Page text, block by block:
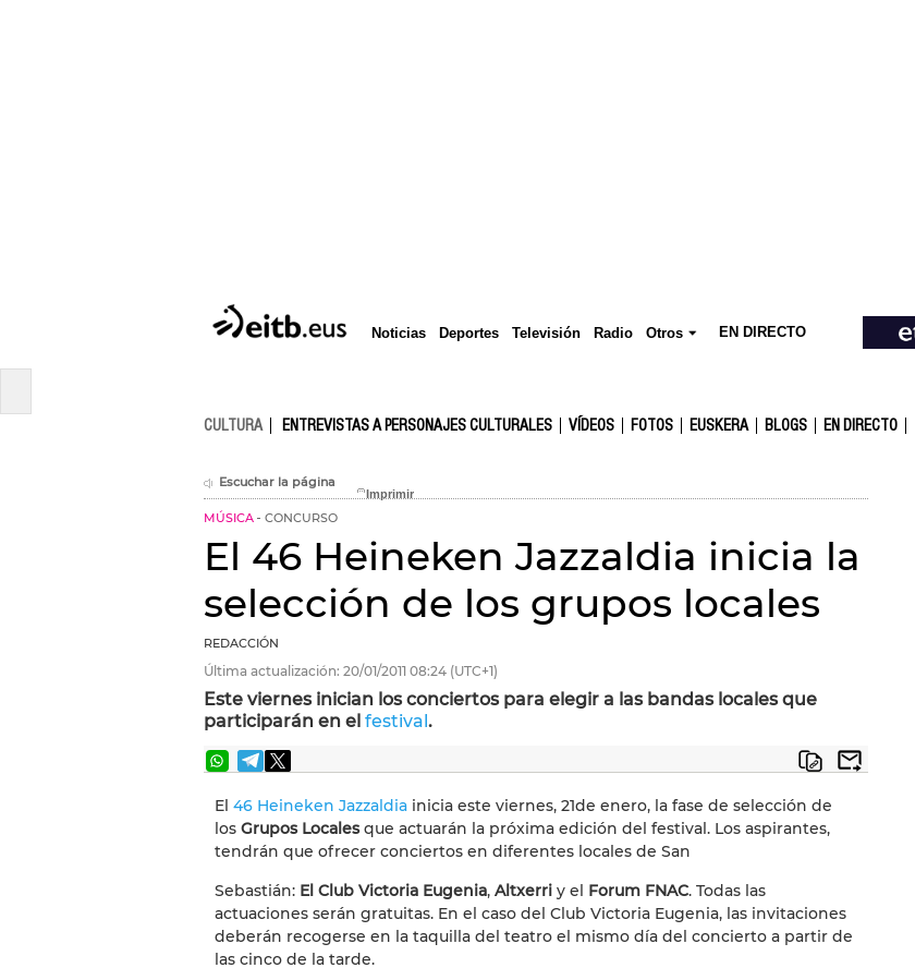
Noticias Deportes Televisión Radio Otros EN DIRECTO
CULTURA ENTREVISTAS A PERSONAJES CULTURALES VÍDEOS FOTOS EUSKERA BLOGS EN DIRECTO
Escuchar la página
MÚSICA CONCURSO
El 46 Heineken Jazzaldia inicia la
selección de los grupos locales
REDACCIÓN
Última actualización: 20/01/2011 08:24 (UTC+1)
Este viernes inician los conciertos para elegir a las bandas locales que
participarán en el festival.
El 46 Heineken Jazzaldia inicia este viernes, 21de enero, la fase de selección de
los Grupos Localesque actuarán la próxima edición del festival. Los aspirantes,
tendrán que ofrecer conciertos en diferentes locales de San
Sebastián: El Club Victoria Eugenia, Altxerri y el Forum FNAC. Todas las
actuaciones serán gratuitas. En el caso del Club Victoria Eugenia, las invitaciones
deberán recogerse en la taquilla del teatro el mismo día del concierto a partir de
las cinco de la tarde.